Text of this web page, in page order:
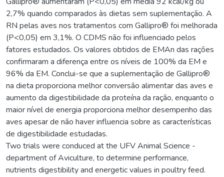
2,7% quando comparados às dietas sem suplementação. A
RN pelas aves nos tratamentos com Gallipro® foi melhorada
(P<0,05) em 3,1%. O CDMS não foi influenciado pelos
fatores estudados. Os valores obtidos de EMAn das rações
confirmaram a diferença entre os níveis de 100% da EM e
96% da EM. Conclui-se que a suplementação de Gallipro®
na dieta proporciona melhor conversão alimentar das aves e
aumento da digestibilidade da proteína da ração, enquanto o
maior nível de energia proporciona melhor desempenho das
aves apesar de não haver influencia sobre as características
de digestibilidade estudadas.
Two trials were conduced at the UFV Animal Science -
department of Aviculture, to determine performance,
nutrients digestibility and energetic values in poultry feed.